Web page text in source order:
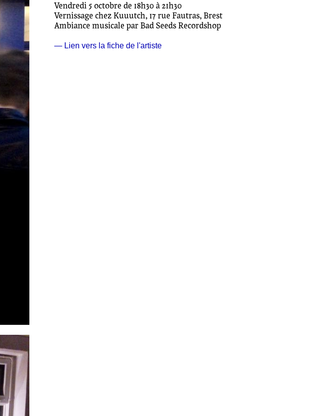
Vendredi 5 octobre de 18h30 à 21h30
Vernissage chez Kuuutch, 17 rue Fautras, Brest
Ambiance musicale par Bad Seeds Recordshop
— Lien vers la fiche de l'artiste